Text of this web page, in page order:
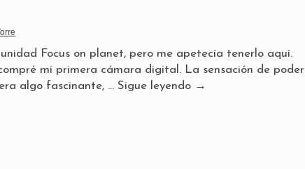
Focus on planet, pero me apetecía tenerlo aquí.
mi primera cámara digital. La sensación de poder
algo fascinante, … Sigue leyendo →